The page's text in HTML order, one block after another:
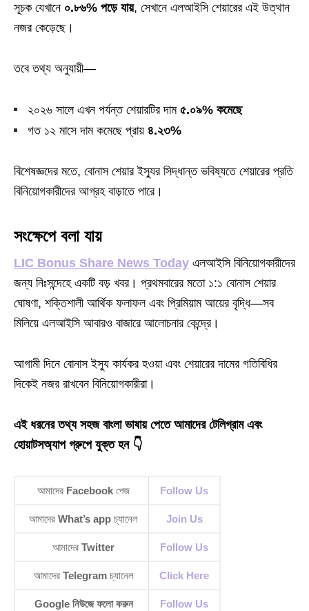
সূচক যেখানে ০.৮৬% পড়ে যায়, সেখানে এলআইসি শেয়ারের এই উত্থান
নজর কেড়েছে।
তবে তথ্য অনুযায়ী—
২০২৬ সালে এখন পর্যন্ত শেয়ারটির দাম ৫.০৯% কমেছে
গত ১২ মাসে দাম কমেছে প্রায় ৪.২৩%
বিশেষজ্ঞদের মতে, বোনাস শেয়ার ইস্যুর সিদ্ধান্ত ভবিষ্যতে শেয়ারের প্রতি
বিনিয়োগকারীদের আগ্রহ বাড়াতে পারে।
সংক্ষেপে বলা যায়
LIC Bonus Share News Today এলআইসি বিনিয়োগকারীদের
জন্য নিঃসন্দেহে একটি বড় খবর। প্রথমবারের মতো ১:১ বোনাস শেয়ার
ঘোষণা, শক্তিশালী আর্থিক ফলাফল এবং প্রিমিয়াম আয়ের বৃদ্ধি—সব
মিলিয়ে এলআইসি আবারও বাজারে আলোচনার কেন্দ্রে।
আগামী দিনে বোনাস ইস্যু কার্যকর হওয়া এবং শেয়ারের দামের গতিবিধির
দিকেই নজর রাখবেন বিনিয়োগকারীরা।
এই ধরনের তথ্য সহজ বাংলা ভাষায় পেতে আমাদের টেলিগ্রাম এবং
হোয়াটসঅ্যাপ গ্রুপে যুক্ত হন 👇
আমাদের Facebook পেজ Follow Us
আমাদের What’s appচ্যানেল Join Us
আমাদের Twitter Follow Us
আমাদের Telegramচ্যানেল Click Here
Google নিউজে ফলো করুন Follow Us